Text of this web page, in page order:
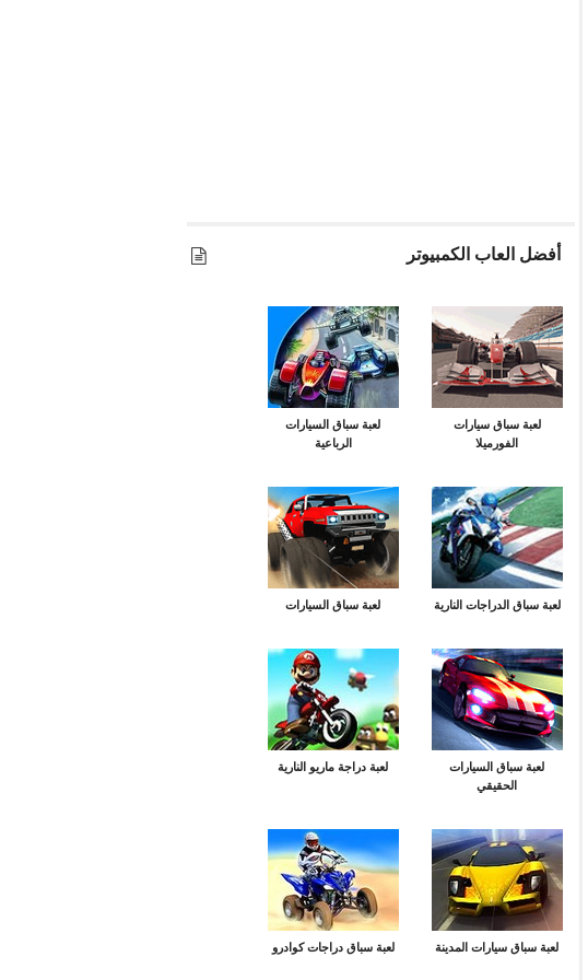
أفضل العاب الكمبيوتر
لعبة سباق سيارات
الفورميلا
لعبة سباق السيارات
الرباعية
لعبة سباق الدراجات النارية لعبة سباق السيارات
لعبة سباق السيارات
الحقيقي
لعبة دراجة ماريو النارية
لعبة سباق سيارات المدينة لعبة سباق دراجات كوادرو